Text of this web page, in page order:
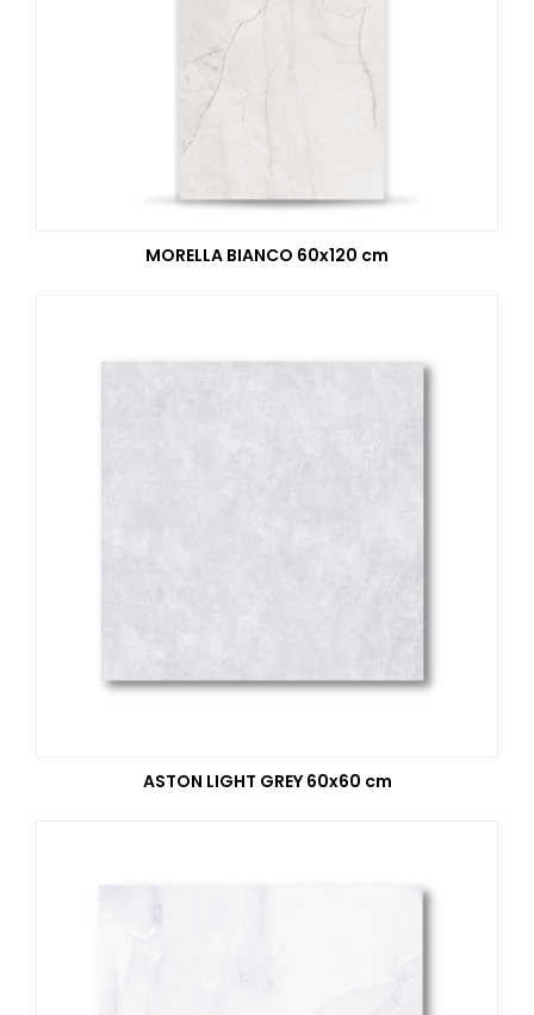
MORELLA BIANCO 60x120 cm
ASTON LIGHT GREY 60x60 cm